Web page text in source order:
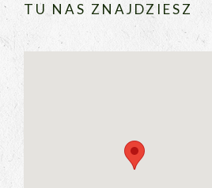
TU NAS ZNAJDZIESZ